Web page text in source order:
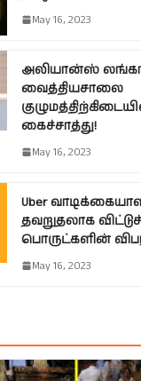
May 16, 2023
அலியான்ஸ்
வைத்தியசாலை
கைச்சாத்து!
May 16, 2023
Uber
தவறுதலாக
பொருட்களின்
May 16, 2023